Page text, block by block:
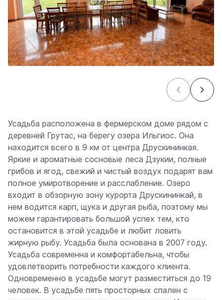
Усадьба расположена в фермерском доме рядом с
деревней Грутас, на берегу озера Ильгиос. Она
находится всего в 9 км от центра Друскининкая.
Яркие и ароматные сосновые леса Дзукии, полные
грибов и ягод, свежий и чистый воздух подарят вам
полное умиротворение и расслабление. Озеро
входит в обзорную зону курорта Друскининкай, в
нем водится карп, щука и другая рыба, поэтому мы
можем гарантировать большой успех тем, кто
остановится в этой усадьбе и любит ловить
жирную рыбу. Усадьба была основана в 2007 году.
Усадьба современна и комфортабельна, чтобы
удовлетворить потребности каждого клиента.
Одновременно в усадьбе могут разместиться до 19
человек. В усадьбе пять просторных спален с